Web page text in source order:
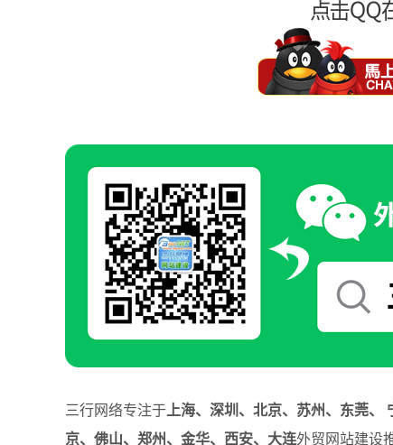
三行网络专注于 上海、深圳、北京、苏州、东莞
京、佛山、郑州、金华、西安、大连外贸网站建设